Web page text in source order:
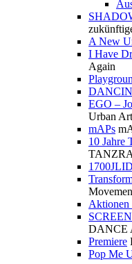
A New
I Have
Again
EGO –
Urban Art
mAPs
10
Aktionen
DANCE
Premiere
Pop Me